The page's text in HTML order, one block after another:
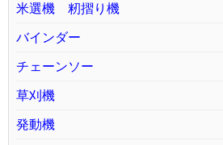
米選機 籾摺り機
バインダー
チェーンソー
草刈機
発動機